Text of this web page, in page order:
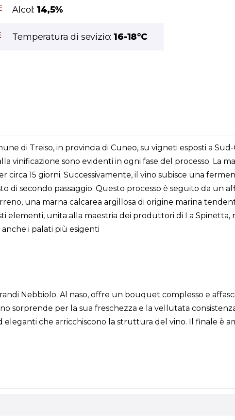
Alcol:14,5%
Temperatura di sevizio:16-18°C
di Treiso, in provincia di Cuneo, su vigneti esposti a
vinificazione sono evidenti in ogni fase del processo. La
15 giorni. Successivamente, il vino subisce una
di secondo passaggio. Questo processo è seguito da un
una marna calcarea argillosa di origine marina
elementi, unita alla maestria dei produttori di La Spinetta,
i palati più esigenti
Nebbiolo. Al naso, offre un bouquet complesso e
sorprende per la sua freschezza e la vellutata
che arricchiscono la struttura del vino. Il finale è